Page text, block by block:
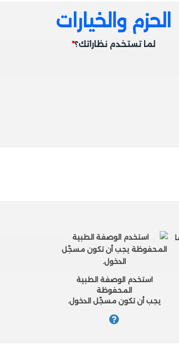
الحزم والخيارات
لما تستخدم نظاراتك؟*
استخدم الوصفة الطبية
المحفوظة
يجب أن تكون مسجّل الدخول.